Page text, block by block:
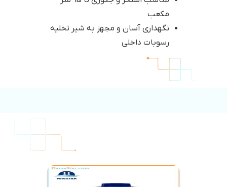
مکعب
نگهداری آسان و مجهز به شیر تخلیه
رسوبات داخلی